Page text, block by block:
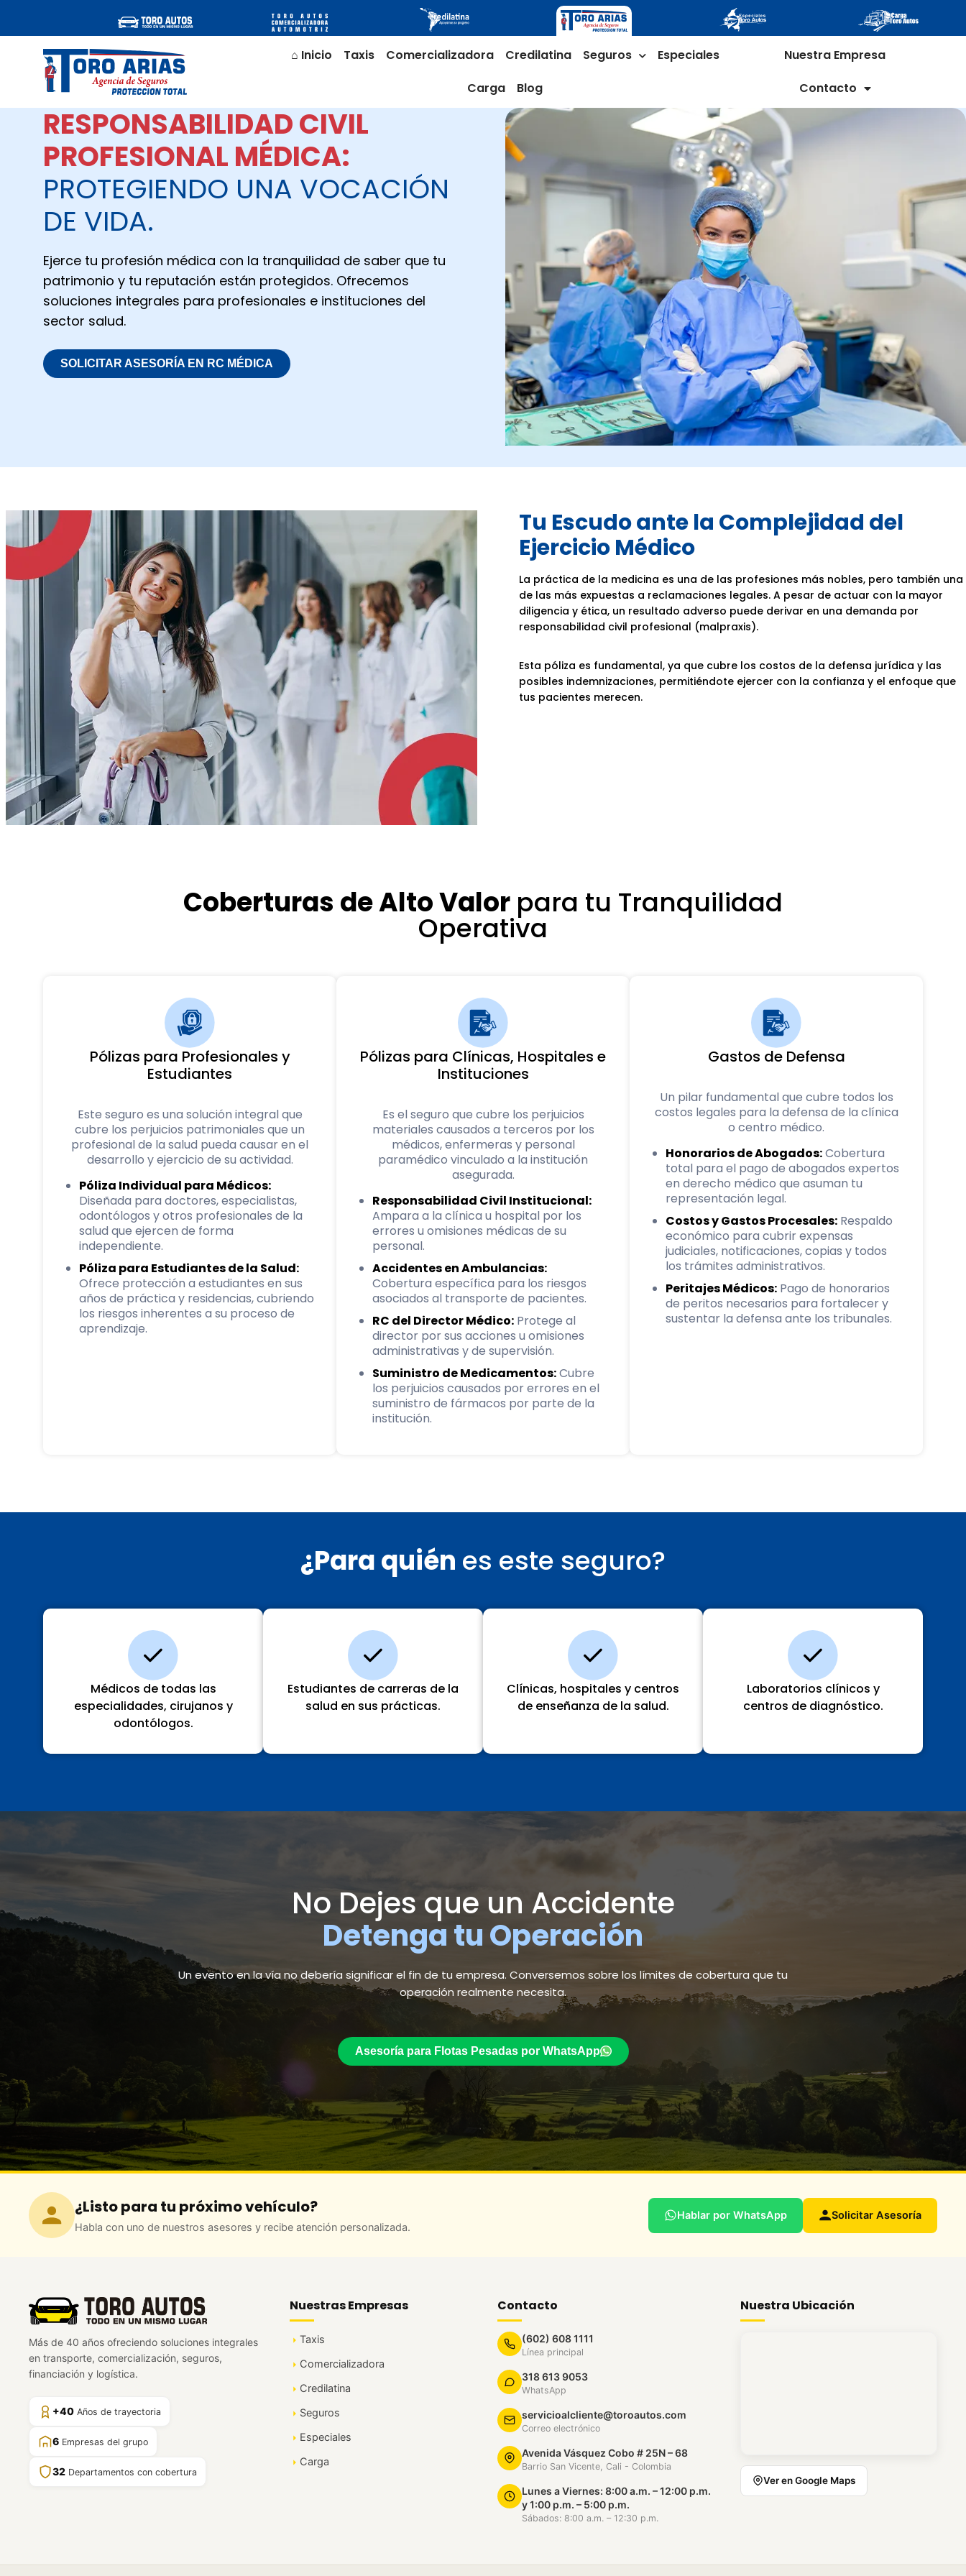
⌂ Inicio Taxis Comercializadora Credilatina Seguros
Especiales
Carga
Blog
Nuestra Empresa
Contacto
RESPONSABILIDAD CIVIL
PROFESIONAL MÉDICA:
PROTEGIENDO UNA VOCACIÓN
DE VIDA.
Ejerce tu profesión médica con la tranquilidad de saber que tu
patrimonio y tu reputación están protegidos. Ofrecemos
soluciones integrales para profesionales e instituciones del
sector salud.
SOLICITAR ASESORÍA EN RC MÉDICA
Tu Escudo ante la Complejidad del
Ejercicio Médico
La práctica de la medicina es una de las profesiones más nobles, pero también una
de las más expuestas a reclamaciones legales. A pesar de actuar con la mayor
diligencia y ética, un resultado adverso puede derivar en una demanda por
responsabilidad civil profesional (malpraxis).
Esta póliza es fundamental, ya que cubre los costos de la defensa jurídica y las
posibles indemnizaciones, permitiéndote ejercer con la confianza y el enfoque que
tus pacientes merecen.
Coberturas de Alto Valor para tu Tranquilidad
Operativa
Pólizas para Profesionales y
Estudiantes
Este seguro es una solución integral que
cubre los perjuicios patrimoniales que un
profesional de la salud pueda causar en el
desarrollo y ejercicio de su actividad.
Póliza Individual para Médicos:
Diseñada para doctores, especialistas,
odontólogos y otros profesionales de la
salud que ejercen de forma
independiente.
Póliza para Estudiantes de la Salud:
Ofrece protección a estudiantes en sus
años de práctica y residencias, cubriendo
los riesgos inherentes a su proceso de
aprendizaje.
Pólizas para Clínicas, Hospitales e
Instituciones
Es el seguro que cubre los perjuicios
materiales causados a terceros por los
médicos, enfermeras y personal
paramédico vinculado a la institución
asegurada.
Responsabilidad Civil Institucional:
Ampara a la clínica u hospital por los
errores u omisiones médicas de su
personal.
Accidentes en Ambulancias:
Cobertura específica para los riesgos
asociados al transporte de pacientes.
RC del Director Médico: Protege al
director por sus acciones u omisiones
administrativas y de supervisión.
Suministro de Medicamentos:Cubre
los perjuicios causados por errores en el
suministro de fármacos por parte de la
institución.
Gastos de Defensa
Un pilar fundamental que cubre todos los
costos legales para la defensa de la clínica
o centro médico.
Honorarios de Abogados:Cobertura
total para el pago de abogados expertos
en derecho médico que asuman tu
representación legal.
Costos y Gastos Procesales: Respaldo
económico para cubrir expensas
judiciales, notificaciones, copias y todos
los trámites administrativos.
Peritajes Médicos: Pago de honorarios
de peritos necesarios para fortalecer y
sustentar la defensa ante los tribunales.
¿Para quién es este seguro?
Médicos de todas las
especialidades, cirujanos y
odontólogos.
Estudiantes de carreras de la
salud en sus prácticas.
Clínicas, hospitales y centros
de enseñanza de la salud.
Laboratorios clínicos y
centros de diagnóstico.
No Dejes que un Accidente
Detenga tu Operación
Un evento en la vía no debería significar el fin de tu empresa. Conversemos sobre los límites de cobertura que tu
operación realmente necesita.
Asesoría para Flotas Pesadas por WhatsApp
¿Listo para tu próximo vehículo?
Habla con uno de nuestros asesores y recibe atención personalizada.
Hablar por WhatsApp Solicitar Asesoría
Más de 40 años ofreciendo soluciones integrales
en transporte, comercialización, seguros,
financiación y logística.
+40 Años de trayectoria
6 Empresas del grupo
32 Departamentos con cobertura
Nuestras Empresas
Taxis
Comercializadora
Credilatina
Seguros
Especiales
Carga
Contacto
(602) 608 1111
Línea principal
318 613 9053
WhatsApp
servicioalcliente@toroautos.com
Correo electrónico
Avenida Vásquez Cobo # 25N – 68
Barrio San Vicente, Cali - Colombia
Lunes a Viernes: 8:00 a.m. – 12:00 p.m.
y 1:00 p.m. – 5:00 p.m.
Sábados: 8:00 a.m. – 12:30 p.m.
Nuestra Ubicación
Ver en Google Maps